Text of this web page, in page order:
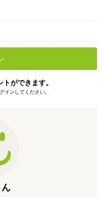
ができます。
インしてください。